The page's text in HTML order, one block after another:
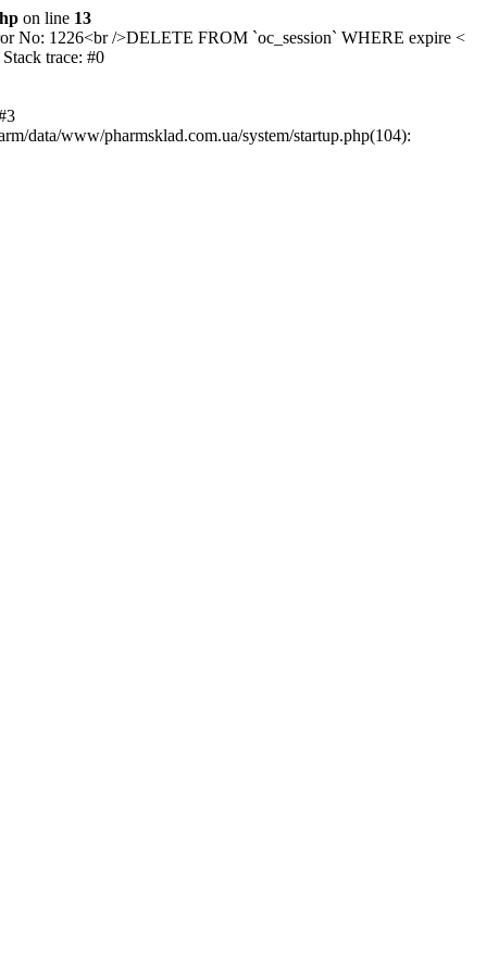
on line 13
No: 1226<br />DELETE FROM `oc_session` WHERE expire <
trace: #0
data/www/pharmsklad.com.ua/system/startup.php(104):